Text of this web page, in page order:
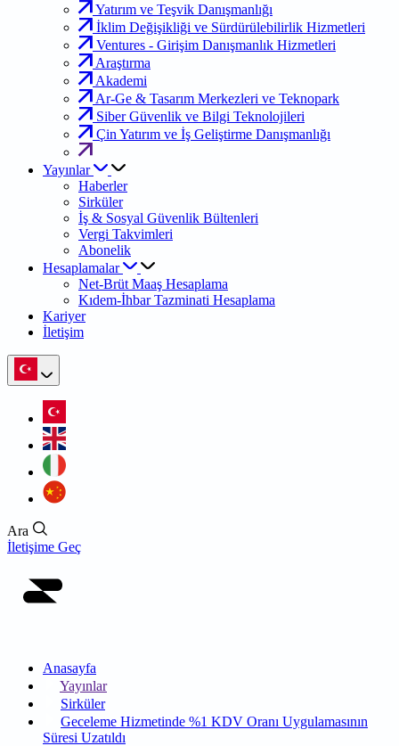
Yatırım ve Teşvik Danışmanlığı
İklim Değişikliği ve Sürdürülebilirlik Hizmetleri
Ventures - Girişim Danışmanlık Hizmetleri
Araştırma
Akademi
Ar-Ge & Tasarım Merkezleri ve Teknopark
Siber Güvenlik ve Bilgi Teknolojileri
Çin Yatırım ve İş Geliştirme Danışmanlığı
Yayınlar
Haberler
Sirküler
İş & Sosyal Güvenlik Bültenleri
Vergi Takvimleri
Abonelik
Hesaplamalar
Net-Brüt Maaş Hesaplama
Kıdem-İhbar Tazminati Hesaplama
Kariyer
İletişim
Ara
İletişime Geç
Anasayfa
Yayınlar
Sirküler
Geceleme Hizmetinde %1 KDV Oranı Uygulamasının
Süresi Uzatıldı